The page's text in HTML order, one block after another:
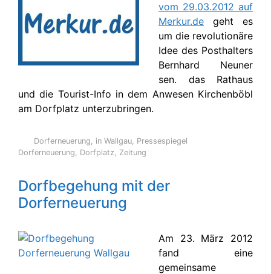
vom 29.03.2012 auf
Merkur.de geht es
um die revolutionäre
Idee des Posthalters
Bernhard Neuner
sen. das Rathaus
und die Tourist-Info in dem Anwesen Kirchenböbl
am Dorfplatz unterzubringen.
Dorferneuerung, in Wallgau, Pressespiegel
Dorferneuerung, Dorfplatz, Zeitung
Dorfbegehung mit der
Dorferneuerung
Am 23. März 2012
fand eine
gemeinsame